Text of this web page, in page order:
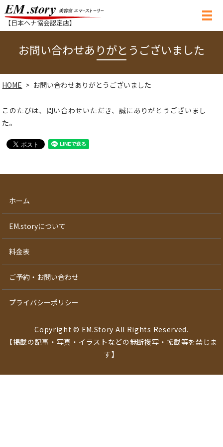
【日本ヘナ協会認定店】
お問い合わせありがとうございました
HOME お問い合わせありがとうございました
このたびは、問い合わせいただき、誠にありがとうございまし
た。
ホーム
EM.storyについて
料金表
ご予約・お問い合わせ
プライバシーポリシー
Copyright © EM.Story All Rights Reserved.
【掲載の記事・写真・イラストなどの無断複写・転載等を禁じま
す】